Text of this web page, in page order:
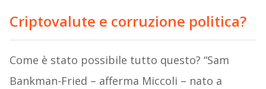
Criptovalute e corruzione politica?
Come è stato possibile tutto questo? “Sam
Bankman-Fried – afferma Miccoli – nato a